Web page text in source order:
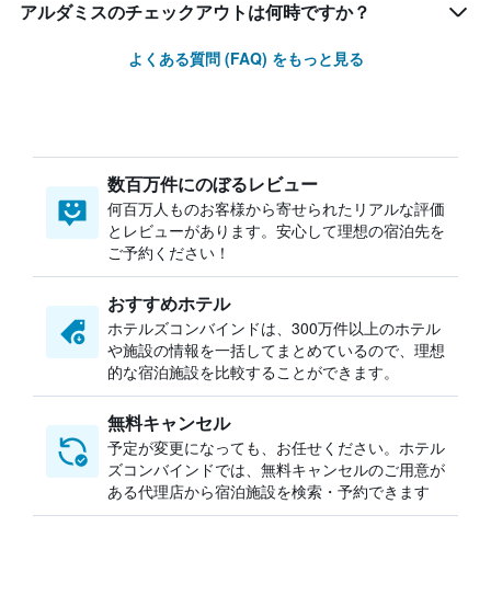
アルダミスのチェックアウトは何時ですか？
よくある質問 (FAQ) をもっと見る
数百万件にのぼるレビュー
何百万人ものお客様から寄せられたリアルな評価
とレビューがあります。安心して理想の宿泊先を
ご予約ください！
おすすめホテル
ホテルズコンバインドは、300万件以上のホテル
や施設の情報を一括してまとめているので、理想
的な宿泊施設を比較することができます。
無料キャンセル
予定が変更になっても、お任せください。ホテル
ズコンバインドでは、無料キャンセルのご用意が
ある代理店から宿泊施設を検索・予約できます